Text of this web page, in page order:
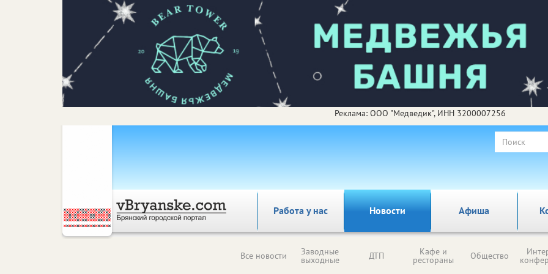
Реклама: ООО "Медведик", ИНН 3200007256
Работа у нас Новости Афиша
Все новости Заводные
выходные ДТП Кафе и
рестораны Общество